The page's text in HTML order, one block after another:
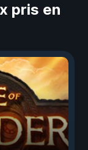
pris en